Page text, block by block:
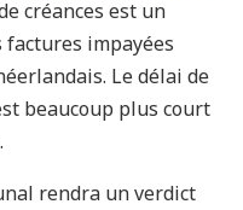
créances est un
factures impayées
Le délai de
beaucoup plus court
rendra un verdict